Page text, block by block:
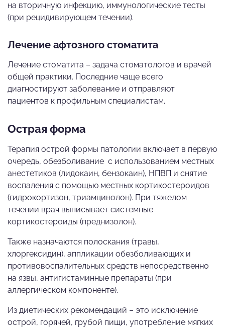
на вторичную инфекцию, иммунологические тесты
(при рецидивирующем течении).
Лечение афтозного стоматита
Лечение стоматита – задача стоматологов и врачей
общей практики. Последние чаще всего
диагностируют заболевание и отправляют
пациентов к профильным специалистам.
Острая форма
Терапия острой формы патологии включает в первую
очередь, обезболивание с использованием местных
анестетиков (лидокаин, бензокаин), НПВП и снятие
воспаления с помощью местных кортикостероидов
(гидрокортизон, триамцинолон). При тяжелом
течении врач выписывает системные
кортикостероиды (преднизолон).
Также назначаются полоскания (травы,
хлоргексидин), аппликации обезболивающих и
противовоспалительных средств непосредственно
на язвы, антигистаминные препараты (при
аллергическом компоненте).
Из диетических рекомендаций – это исключение
острой, горячей, грубой пищи, употребление мягких